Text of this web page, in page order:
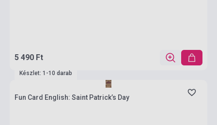
5 490 Ft
Készlet: 1-10 darab
Fun Card English: Saint Patrick’s Day